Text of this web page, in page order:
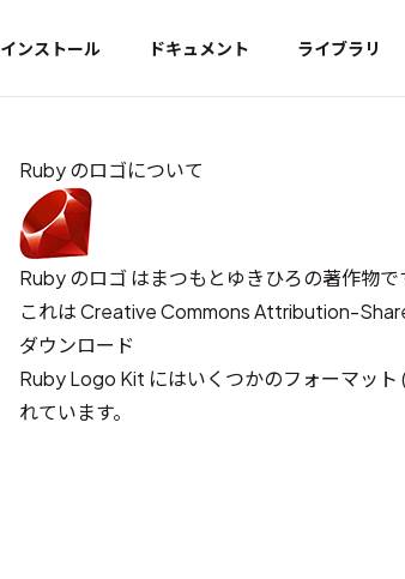
インストール ドキュメント ライブラリ
Ruby のロゴについて
Ruby のロゴ はまつもとゆきひろの著作物
これはCreative Commons Attribution-
ダウンロード
Ruby Logo Kit にはいくつかのフォーマット
れています。